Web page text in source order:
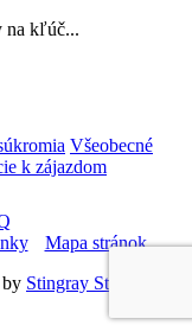
na kľúč...
Všeobecné
k zájazdom
Mapa stránok
by Stingray Studio